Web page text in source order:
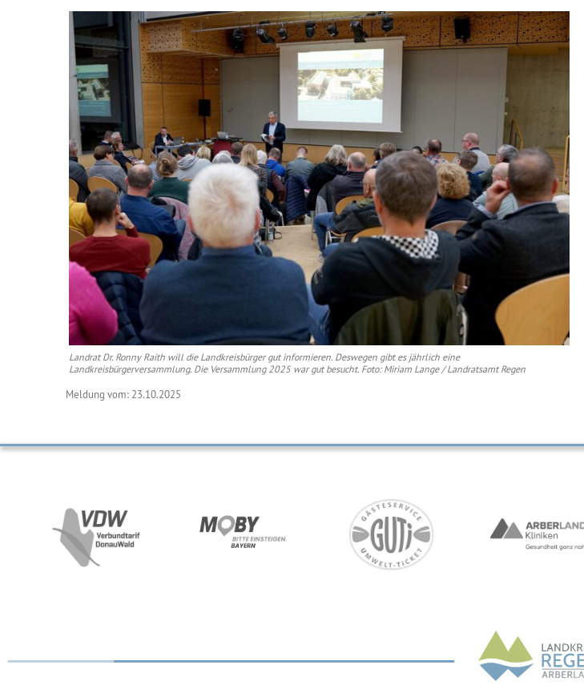
Landrat Dr. Ronny Raith will die Landkreisbürger gut informieren. Deswegen gibt es jährlich eine
Landkreisbürgerversammlung. Die Versammlung 2025 war gut besucht. Foto: Miriam Lange / Landratsamt Regen
Meldung vom: 23.10.2025